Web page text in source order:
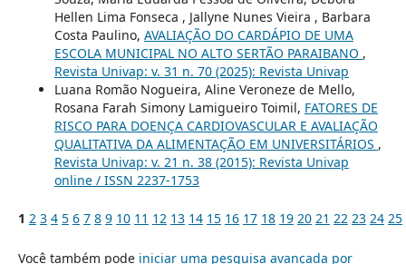
Hellen Lima Fonseca , Jallyne Nunes Vieira , Barbara
Costa Paulino, AVALIAÇÃO DO CARDÁPIO DE UMA
ESCOLA MUNICIPAL NO ALTO SERTÃO PARAIBANO ,
Revista Univap: v. 31 n. 70 (2025): Revista Univap
Luana Romão Nogueira, Aline Veroneze de Mello,
Rosana Farah Simony Lamigueiro Toimil, FATORES DE
RISCO PARA DOENÇA CARDIOVASCULAR E AVALIAÇÃO
QUALITATIVA DA ALIMENTAÇÃO EM UNIVERSITÁRIOS ,
Revista Univap: v. 21 n. 38 (2015): Revista Univap
online / ISSN 2237-1753
1 2 3 4 5 6 7 8 9 10 11 12 13 14 15 16 17 18 19 20 21 22 23 24 25
Você também pode iniciar uma pesquisa avançada por